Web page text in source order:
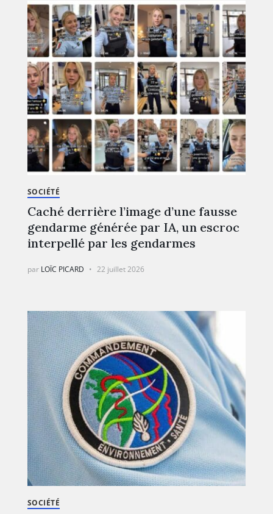
SOCIÉTÉ
Caché derrière l’image d’une fausse
gendarme générée par IA, un escroc
interpellé par les gendarmes
par LOÏC PICARD 22 juillet 2026
SOCIÉTÉ